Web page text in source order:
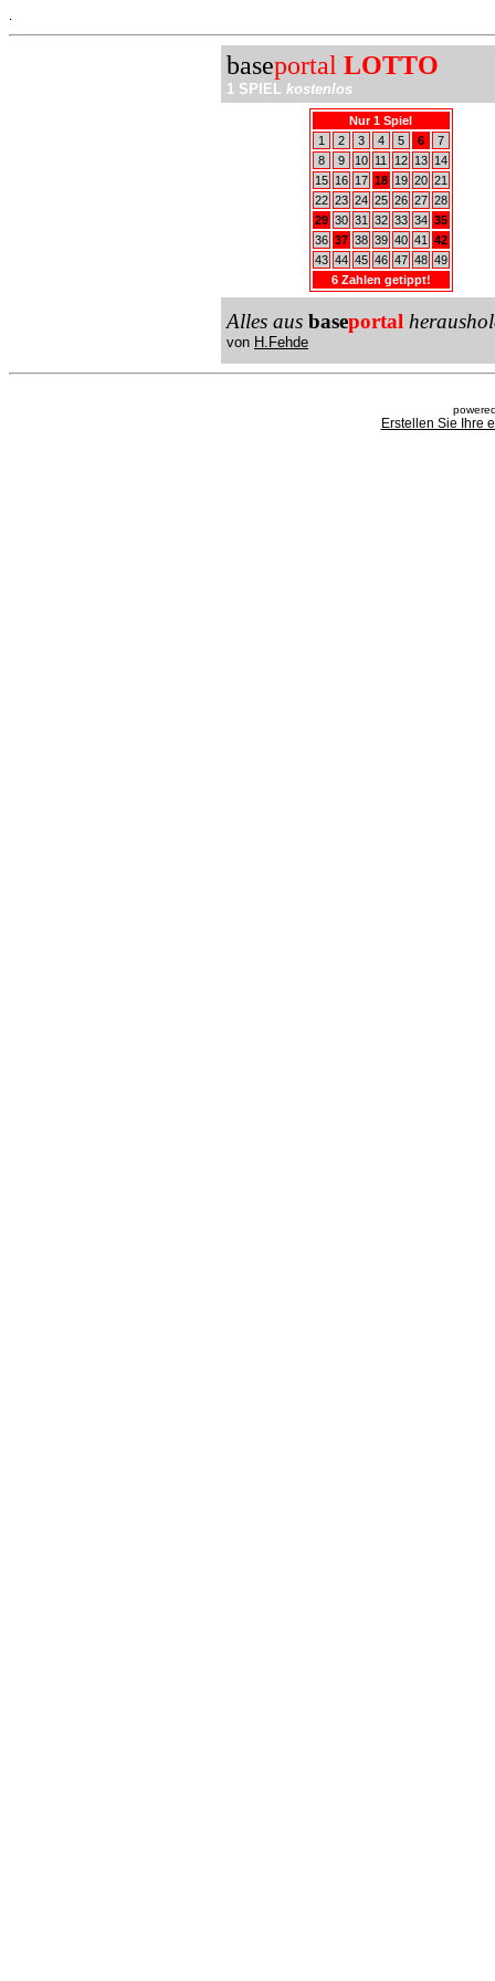
baseportal LOTTO
1 SPIEL kostenlos
Nur 1 Spiel
1
2 3 4 5 6
7
8
9 10 11 12 13
14
15
16 17 18 19 20 21
22 23 24 25 26 27 28
29 30 31 32 33 34 35
36 37 38 39 40 41
42
43 44 45 46 47 48 49
6 Zahlen getippt!
Alles aus baseportal
von H.Fehde
Erstellen Sie Ihre